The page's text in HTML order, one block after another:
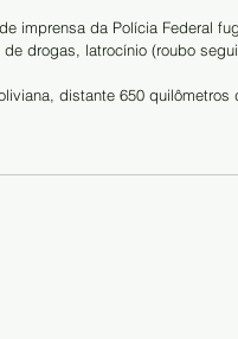
imprensa da Polícia Federal
drogas, latrocínio (roubo
distante 650